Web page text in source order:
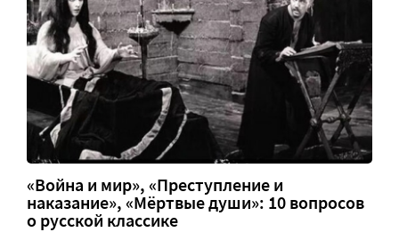
«Война и мир», «Преступление и
наказание», «Мёртвые души»: 10 вопросов
о русской классике